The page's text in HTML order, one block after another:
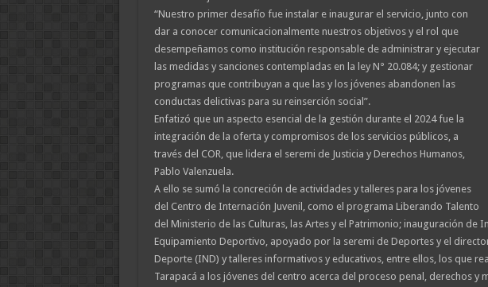
“Nuestro primer desafío fue instalar e inaugurar el servicio, junto con
dar a conocer comunicacionalmente nuestros objetivos y el rol que
desempeñamos como institución responsable de administrar y ejecutar
las medidas y sanciones contempladas en la ley N° 20.084; y gestionar
programas que contribuyan a que las y los jóvenes abandonen las
conductas delictivas para su reinserción social”.
Enfatizó que un aspecto esencial de la gestión durante el 2024 fue la
integración de la oferta y compromisos de los servicios públicos, a
través del COR, que lidera el seremi de Justicia y Derechos Humanos,
Pablo Valenzuela.
A ello se sumó la concreción de actividades y talleres para los jóvenes
del Centro de Internación Juvenil, como el programa Liberando Talento
del Ministerio de las Culturas, las Artes y el Patrimonio; inauguración de
Equipamiento Deportivo, apoyado por la seremi de Deportes y el
Deporte (IND) y talleres informativos y educativos, entre ellos, los que
Tarapacá a los jóvenes del centro acerca del proceso penal, derechos y